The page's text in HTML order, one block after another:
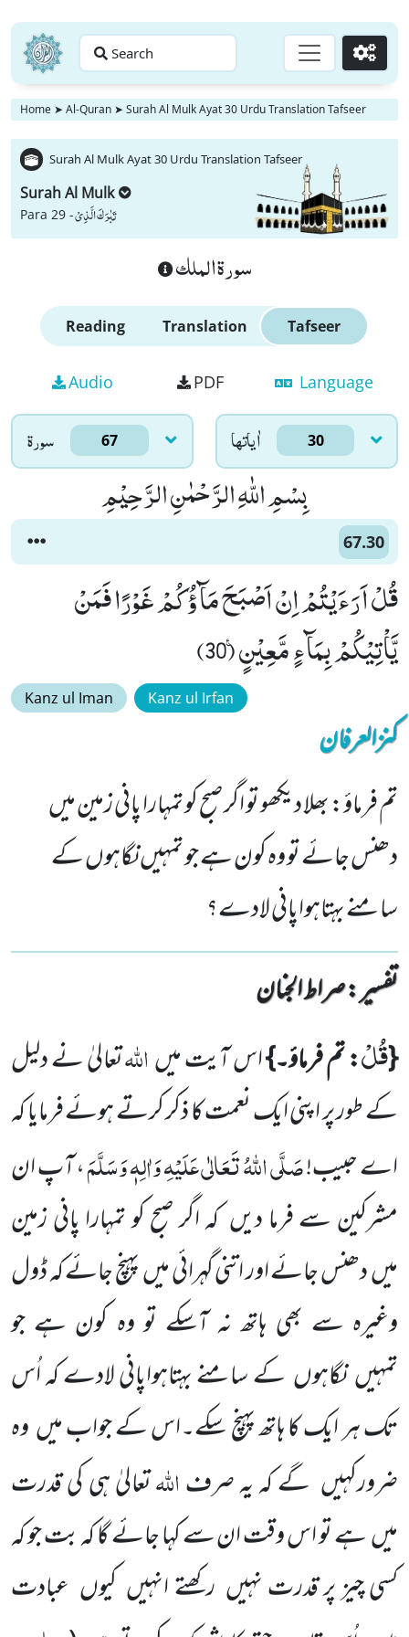
Search Go
Home ➤ Al-Quran ➤ Surah Al Mulk Ayat 30 Urdu Translation Tafseer
Surah Al Mulk Ayat 30 Urdu Translation Tafseer
Surah Al Mulk
Para 29 -تَبٰرَكَ الَّذِیْ
سورة الملك
Reading Translation Tafseer
Audio PDF Language
سورۃ 67 اٰياتها 30
بِسْمِ اللّٰهِ الرَّحْمٰنِ الرَّحِیْمِ
67.30
قُلْ اَرَءَیْتُمْ اِنْ اَصْبَحَ مَآؤُكُمْ غَوْرًا فَمَنْ
یَّاْتِیْكُمْ بِمَآءٍ مَّعِیْنٍ۠ (30)
Kanz ul Iman Kanz ul Irfan
کنزالعرفان
تم فرماؤ: بھلا دیکھو تو اگر صبح کو تمہارا پانی زمین میں
دھنس جائے تو وہ کون ہے جو تمہیں نگاہوں کے
سامنے بہتاہواپانی لادے؟
تفسیر : ‎صراط الجنان
{قُلْ: تم فرماؤ۔}اس آیت میںاللّٰہتعالیٰ نے دلیل
کے طور پر اپنی ایک نعمت کا ذکر کرتے ہوئے فرمایا کہ
اے حبیب!صَلَّی اللّٰہُ تَعَالٰی عَلَیْہِ وَاٰلِہٖ وَسَلَّمَ، آپ ان
مشرکین سے فرما دیںکہ اگر صبح کو تمہاراپانی زمین
میںدھنس جائے اور اتنی گہرائیمیںپہنچ جائے کہ ڈول
وغیرہ سے بھی ہاتھ نہ آسکے تو وہ کون ہے جو
تمہیںنگاہوں کے سامنے بہتاہواپانی لادے کہ اُس
تک ہر ایک کا ہاتھ پہنچ سکے۔اس کے جواب میںوہ
ضرورکہیں گے کہ یہ صرفاللّٰہتعالیٰ ہی کی قدرت
میںہے تو اسوقت ان سے کہا جائے گا کہ بت جو کہ
کسی چیز پر قدرت نہیں رکھتے انہیں کیوں عبادت